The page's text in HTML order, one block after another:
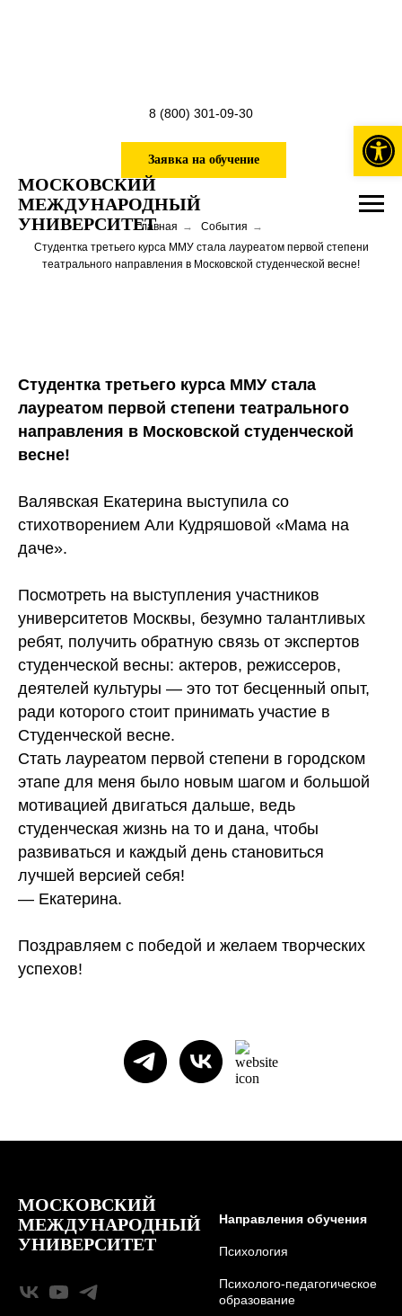
МОСКОВСКИЙ
МЕЖДУНАРОДНЫЙ
УНИВЕРСИТЕТ
8 (800) 301-09-30
Заявка на обучение
Главная → События →
Студентка третьего курса ММУ стала лауреатом первой степени
театрального направления в Московской студенческой весне!
Студентка третьего курса ММУ стала
лауреатом первой степени театрального
направления в Московской студенческой
весне!
Валявская Екатерина выступила со
стихотворением Али Кудряшовой «Мама на
даче».
Посмотреть на выступления участников
университетов Москвы, безумно талантливых
ребят, получить обратную связь от экспертов
студенческой весны: актеров, режиссеров,
деятелей культуры — это тот бесценный опыт,
ради которого стоит принимать участие в
Студенческой весне.
Стать лауреатом первой степени в городском
этапе для меня было новым шагом и большой
мотивацией двигаться дальше, ведь
студенческая жизнь на то и дана, чтобы
развиваться и каждый день становиться
лучшей версией себя!
— Екатерина.
Поздравляем с победой и желаем творческих
успехов!
МОСКОВСКИЙ
МЕЖДУНАРОДНЫЙ
УНИВЕРСИТЕТ
Направления обучения
Психология
Психолого-педагогическое
образование